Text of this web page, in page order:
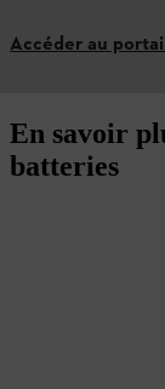
Accéder au
En savoir
batteries